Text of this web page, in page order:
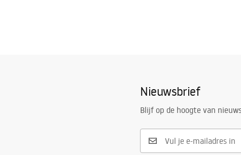
Nieuwsbrief
Blijf op de hoogte van